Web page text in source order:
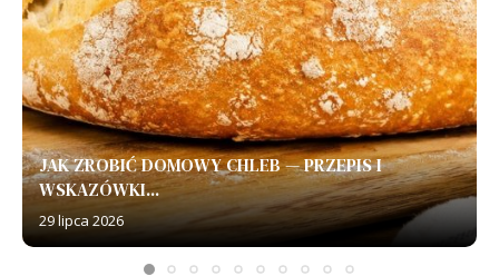
JAK ZROBIĆ DOMOWY CHLEB — PRZEPIS I
WSKAZÓWKI...
29 lipca 2026